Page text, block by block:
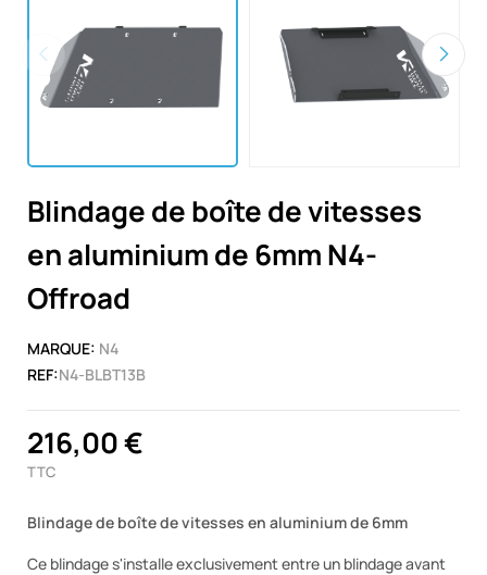
Blindage de boîte de vitesses
en aluminium de 6mm N4-
Offroad
MARQUE: N4
REF:N4-BLBT13B
216,00 €
TTC
Blindage de boîte de vitesses en aluminium de 6mm
Ce blindage s'installe exclusivement entre un blindage avant